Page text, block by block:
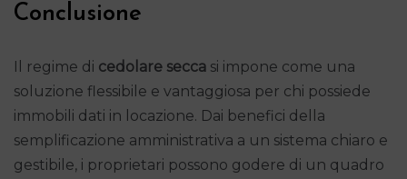
Conclusione
Il regime di cedolare secca si impone come una
soluzione flessibile e vantaggiosa per chi possiede
immobili dati in locazione. Dai benefici della
semplificazione amministrativa a un sistema chiaro e
gestibile, i proprietari possono godere di un quadro